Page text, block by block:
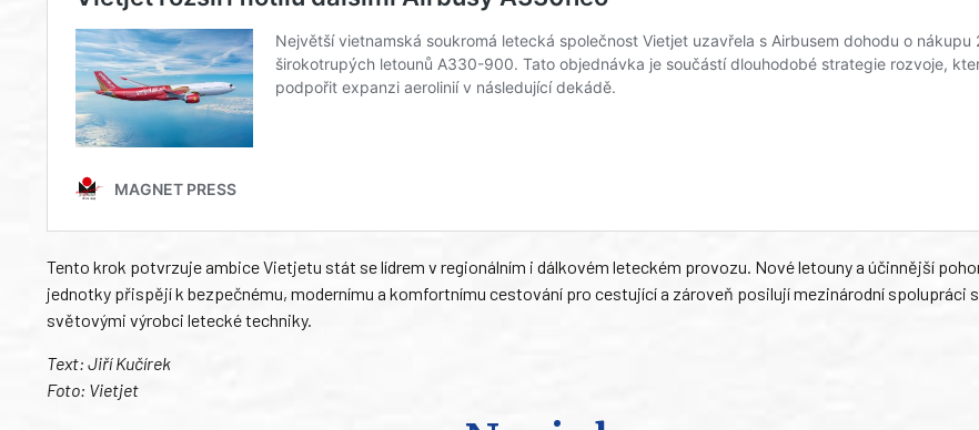
Tento krok potvrzuje ambice Vietjetu stát se lídrem v regionálním i dálkovém leteckém provozu. Nové letouny a účinnější
jednotky přispějí k bezpečnému, modernímu a komfortnímu cestování pro cestující a zároveň posilují mezinárodní spolupráci
světovými výrobci letecké techniky.
Text: Jiří Kučírek
Foto: Vietjet